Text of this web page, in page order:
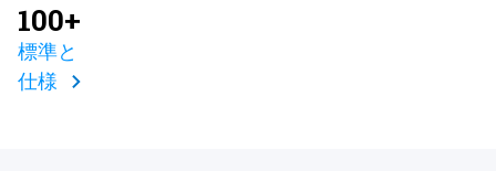
100+
標準と
仕様